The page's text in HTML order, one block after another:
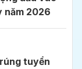
năm 2026
tuyển